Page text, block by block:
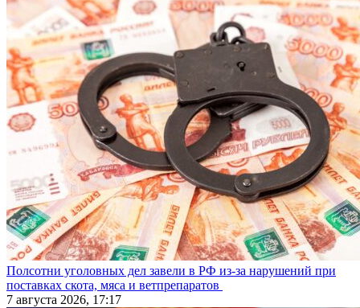
Полсотни уголовных дел завели в РФ из-за нарушений при
поставках скота, мяса и ветпрепаратов
7 августа 2026, 17:17